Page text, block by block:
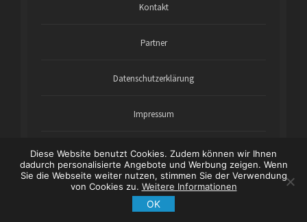
Kontakt
Partner
Datenschutzerklärung
Impressum
Copyright © 2021 wartungsanleitung-online.com - Theme
| * = Affiliatelinks/Werbelinks
Diese Website benutzt Cookies. Zudem können wir Ihnen
dadurch personalisierte Angebote und Werbung zeigen. Wenn
Sie die Webseite weiter nutzen, stimmen Sie der Verwendung
von Cookies zu. Weitere Informationen
OK